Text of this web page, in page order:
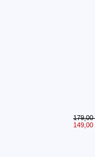
179,00
149,00